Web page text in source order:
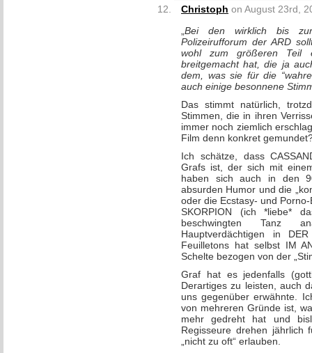
Christoph on August 23rd,
Bei den wirklich bis zur
Polizeirufforum der ARD
wohl zum größeren Teil
breitgemacht hat, die ja
dem, was sie für die
auch einige besonnene
Das stimmt natürlich,
Stimmen, die in ihren
immer noch ziemlich
Film denn konkret
Ich schätze, dass
Grafs ist, der sich mit
haben sich auch in den
absurden Humor und die
oder die Ecstasy- und
SKORPION (ich *liebe*
beschwingten Tanz
Hauptverdächtigen in
Feuilletons hat selbst IM
Schelte bezogen von der
Graf hat es jedenfalls
Derartiges zu leisten, auch
uns gegenüber erwähnte.
von mehreren Gründe ist,
mehr gedreht hat und
Regisseure drehen jährlich
„nicht zu oft“ erlauben.